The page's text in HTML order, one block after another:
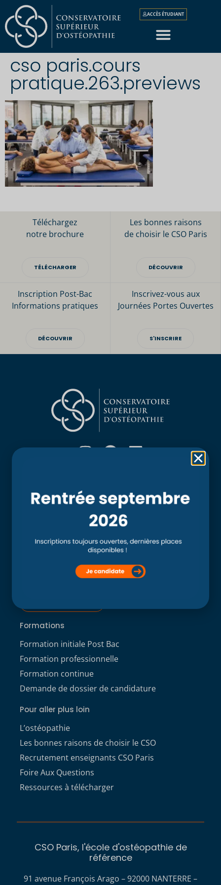
ACCÈS ÉTUDIANT
cso paris.cours
pratique.263.previews
Téléchargez
notre brochure
TÉLÉCHARGER
Les bonnes raisons
de choisir le CSO Paris
DÉCOUVRIR
Inscription Post-Bac
Informations pratiques
DÉCOUVRIR
Inscrivez-vous aux
Journées Portes Ouvertes
S'INSCRIRE
Accueil
Clinique externe
Clinique ostéopathique interne du CSO Paris
Service aux étudiants
Formations
Formation initiale Post Bac
Formation professionnelle
Formation continue
Demande de dossier de candidature
Pour aller plus loin
L’ostéopathie
Les bonnes raisons de choisir le CSO
Recrutement enseignants CSO Paris
Foire Aux Questions
Ressources à télécharger
CSO Paris, l'école d'ostéopathie de
référence
91 avenue François Arago – 92000 NANTERRE –